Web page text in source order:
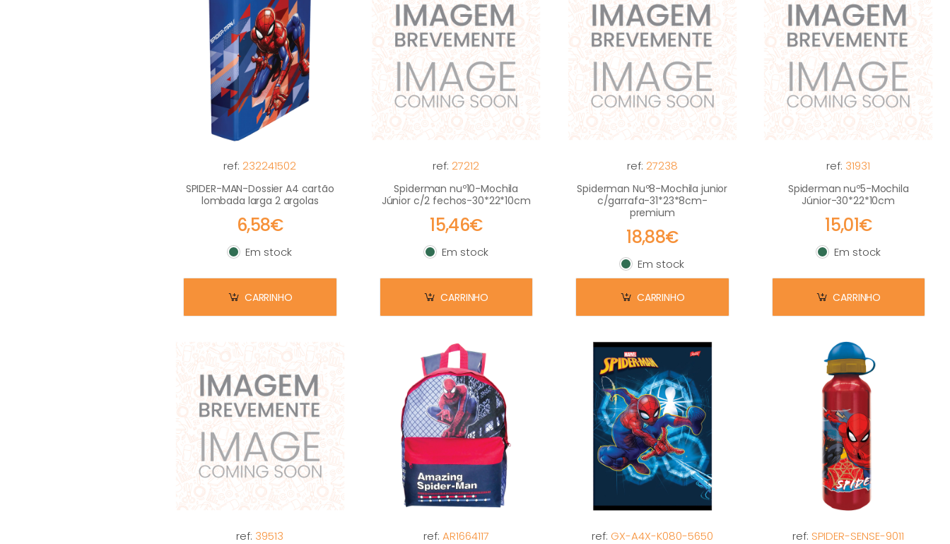
ref: 232241502
SPIDER-MAN-Dossier A4 cartão
lombada larga 2 argolas
6,58€
Em stock
Em stock
CARRINHO
ref: 27212
Spiderman nuº10-Mochila
Júnior c/2 fechos-30*22*10cm
15,46€
Em stock
Em stock
CARRINHO
ref: 27238
Spiderman Nuº8-Mochila junior
c/garrafa-31*23*8cm-
premium
18,88€
Em stock
Em stock
CARRINHO
ref: 31931
Spiderman nuº5-Mochila
Júnior-30*22*10cm
15,01€
Em stock
Em stock
CARRINHO
ref: 39513 ref: AR1664117 ref: GX-A4X-K080-5650 ref: SPIDER-SENSE-9011